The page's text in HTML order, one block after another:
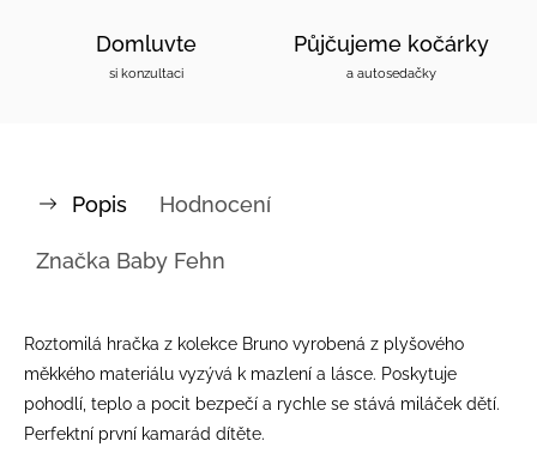
Domluvte
si konzultaci
Půjčujeme kočárky
a autosedačky
Popis Hodnocení
Značka Baby Fehn
Roztomilá hračka z kolekce Bruno vyrobená z plyšového
měkkého materiálu vyzývá k mazlení a lásce. Poskytuje
pohodlí, teplo a pocit bezpečí a rychle se stává miláček dětí.
Perfektní první kamarád dítěte.